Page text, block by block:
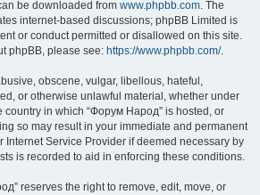
be downloaded from www.phpbb.com. The
internet-based discussions; phpBB Limited is
or conduct permitted or disallowed on this site.
phpBB, please see: https://www.phpbb.com/.
obscene, vulgar, libellous, hateful,
or otherwise unlawful material, whether under
country in which “Форум Народ” is hosted, or
so may result in your immediate and permanent
Internet Service Provider if deemed necessary by
is recorded to aid in enforcing these conditions.
reserves the right to remove, edit, move, or